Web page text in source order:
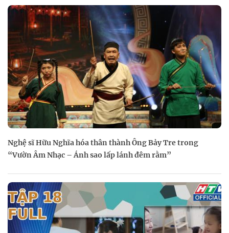
Nghệ sĩ Hữu Nghĩa hóa thân thành Ông Bảy Tre trong
“Vườn Âm Nhạc – Ánh sao lấp lánh đêm rằm”